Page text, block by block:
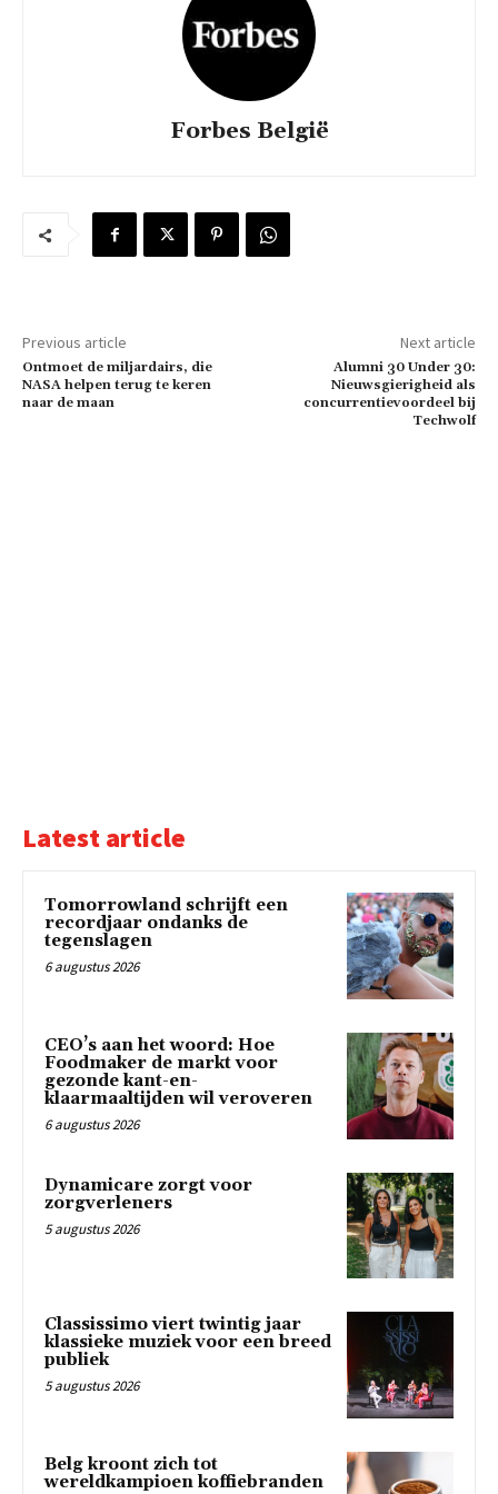
Forbes België
Previous article
Ontmoet de miljardairs, die
NASA helpen terug te keren
naar de maan
Next article
Alumni 30 Under 30:
Nieuwsgierigheid als
concurrentievoordeel bij
Techwolf
Latest article
Tomorrowland schrijft een
recordjaar ondanks de
tegenslagen
6 augustus 2026
CEO’s aan het woord: Hoe
Foodmaker de markt voor
gezonde kant-en-
klaarmaaltijden wil veroveren
6 augustus 2026
Dynamicare zorgt voor
zorgverleners
5 augustus 2026
Classissimo viert twintig jaar
klassieke muziek voor een breed
publiek
5 augustus 2026
Belg kroont zich tot
wereldkampioen koffiebranden